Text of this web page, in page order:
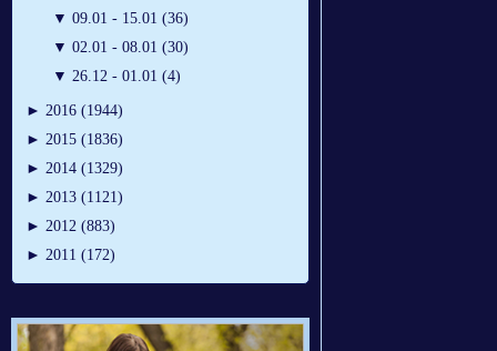
▼ 09.01 - 15.01 (36)
▼ 02.01 - 08.01 (30)
▼ 26.12 - 01.01 (4)
► 2016 (1944)
► 2015 (1836)
► 2014 (1329)
► 2013 (1121)
► 2012 (883)
► 2011 (172)